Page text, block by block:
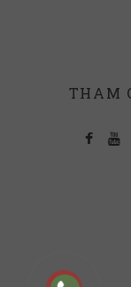
THAM